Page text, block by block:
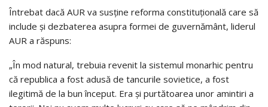
Întrebat dacă AUR va susține reforma constituțională care să
include și dezbaterea asupra formei de guvernământ, liderul
AUR a răspuns:
„În mod natural, trebuia revenit la sistemul monarhic pentru
că republica a fost adusă de tancurile sovietice, a fost
ilegitimă de la bun început. Era și purtătoarea unor amintiri a